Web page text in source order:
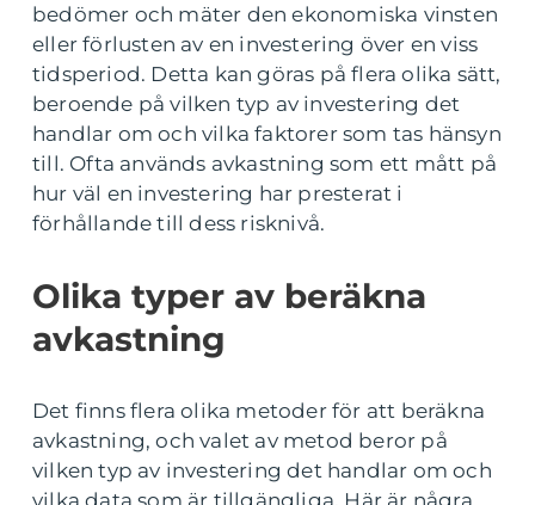
bedömer och mäter den ekonomiska vinsten
eller förlusten av en investering över en viss
tidsperiod. Detta kan göras på flera olika sätt,
beroende på vilken typ av investering det
handlar om och vilka faktorer som tas hänsyn
till. Ofta används avkastning som ett mått på
hur väl en investering har presterat i
förhållande till dess risknivå.
Olika typer av beräkna
avkastning
Det finns flera olika metoder för att beräkna
avkastning, och valet av metod beror på
vilken typ av investering det handlar om och
vilka data som är tillgängliga. Här är några